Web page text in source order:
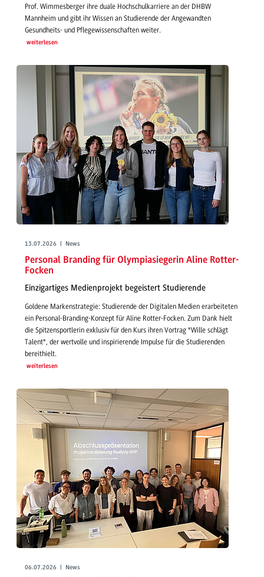
Prof. Wimmesberger ihre duale Hochschulkarriere an der DHBW
Mannheim und gibt ihr Wissen an Studierende der Angewandten
Gesundheits- und Pflegewissenschaften weiter.
weiterlesen
13.07.2026 | News
Personal Branding für Olympiasiegerin Aline Rotter-
Focken
Einzigartiges Medienprojekt begeistert Studierende
Goldene Markenstrategie: Studierende der Digitalen Medien erarbeiteten
ein Personal-Branding-Konzept für Aline Rotter-Focken. Zum Dank hielt
die Spitzensportlerin exklusiv für den Kurs ihren Vortrag "Wille schlägt
Talent", der wertvolle und inspirierende Impulse für die Studierenden
bereithielt.
weiterlesen
06.07.2026 | News